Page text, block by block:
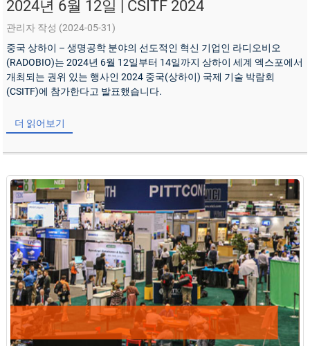
2024년 6월 12일 | CSITF 2024
관리자 작성 (2024-05-31)
중국 상하이 – 생명공학 분야의 선도적인 혁신 기업인 라디오비오
(RADOBIO)는 2024년 6월 12일부터 14일까지 상하이 세계 엑스포에서
개최되는 권위 있는 행사인 2024 중국(상하이) 국제 기술 박람회
(CSITF)에 참가한다고 발표했습니다.
더 읽어보기